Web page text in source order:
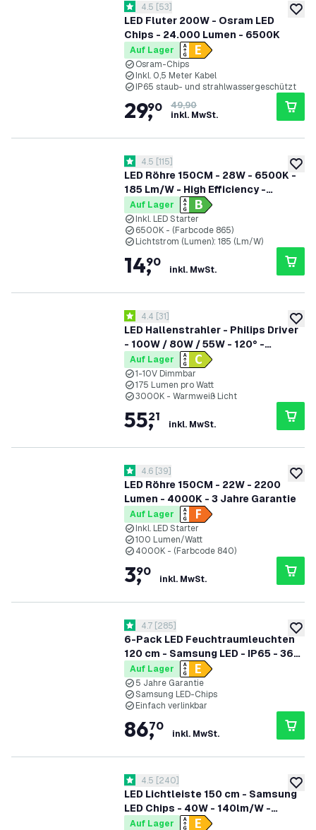
zur
LED Fluter 200W - Osram LED
Chips - 24.000 Lumen - 6500K
Bewertungsbereich öffnen
4.5 Bewertungssterne
4.5 [53]
Auf Lager
Osram-Chips
Inkl. 0,5 Meter Kabel
IP65 staub- und strahlwassergeschützt
29,
90
49,90
inkl. MwSt.
zur
LED Röhre 150CM - 28W - 6500K -
185 Lm/W - High Efficiency -
Energieetikette B
Bewertungsbereich öffnen
4.5 Bewertungssterne
4.5 [115]
Auf Lager
Inkl. LED Starter
6500K - (Farbcode 865)
Lichtstrom (Lumen): 185 (Lm/W)
14,
90
inkl. MwSt.
zur
LED Hallenstrahler - Philips Driver
- 100W / 80W / 55W - 120° -
175lm/W - 3000K - IP65 - Dimmbar
- 5 Jahre Garantie - GS-geprüft
Bewertungsbereich öffnen
4.4 Bewertungssterne
4.4 [31]
Auf Lager
1-10V Dimmbar
175 Lumen pro Watt
3000K - Warmweiß Licht
55,
21
inkl. MwSt.
zur
LED Röhre 150CM - 22W - 2200
Lumen - 4000K - 3 Jahre Garantie
Bewertungsbereich öffnen
4.6 Bewertungssterne
4.6 [39]
Auf Lager
Inkl. LED Starter
100 Lumen/Watt
4000K - (Farbcode 840)
3,
90
inkl. MwSt.
zur
6-Pack LED Feuchtraumleuchten
120 cm - Samsung LED - IP65 - 36W
- 130 lm/W - 6500K - Verlinkbar - 5
Jahre Garantie
Bewertungsbereich öffnen
4.7 Bewertungssterne
4.7 [285]
Auf Lager
5 Jahre Garantie
Samsung LED-Chips
Einfach verlinkbar
86,
70
inkl. MwSt.
zur
LED Lichtleiste 150 cm - Samsung
LED Chips - 40W - 140lm/W -
6500K - 5 Jahre Garantie
Bewertungsbereich öffnen
4.5 Bewertungssterne
4.5 [240]
Auf Lager